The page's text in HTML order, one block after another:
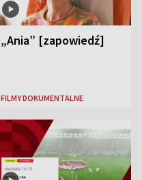
„Ania” [zapowiedź]
FILMY DOKUMENTALNE